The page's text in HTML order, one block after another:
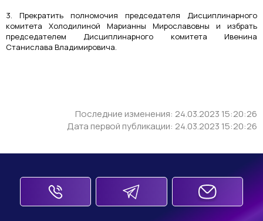
3. Прекратить полномочия председателя Дисциплинарного
комитета Холодилиной Марианны Мирославовны и избрать
председателем Дисциплинарного комитета Ивенина
Станислава Владимировича.
Последние изменения: 24.03.2023 15:20:26
Дата первой публикации: 24.03.2023 15:20:26